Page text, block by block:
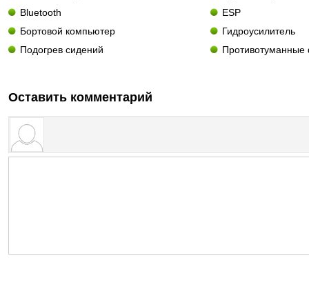
Bluetooth
ESP
Бортовой компьютер
Гидроусилитель
Подогрев сидений
Оставить комментарий